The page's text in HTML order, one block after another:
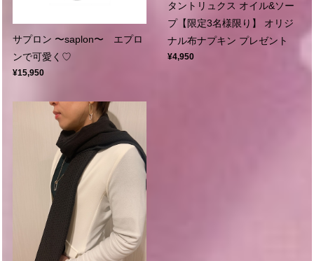
サプロン 〜saplon〜 エプロ
ンで可愛く♡
¥15,950
タントリュクス オイル&ソー
プ【限定3名様限り】 オリジ
ナル布ナプキン プレゼント
¥4,950